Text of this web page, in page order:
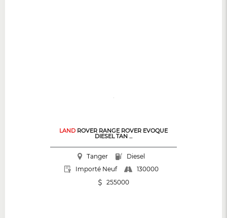
LAND ROVER RANGE ROVER EVOQUE
DIESEL TAN ...
Tanger
Diesel
Importé Neuf
130000
255000